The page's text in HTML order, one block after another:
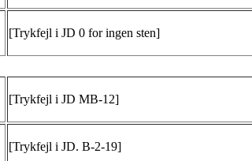
[Trykfejl i JD 0 for ingen sten]
[Trykfejl i JD MB-12]
[Trykfejl i JD. B-2-19]